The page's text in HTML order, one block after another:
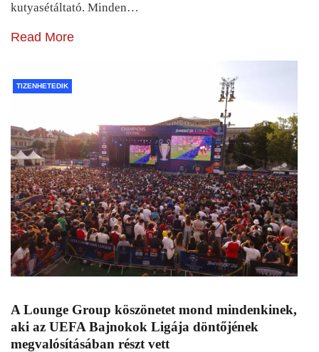
kutyasétáltató. Minden…
Read More
TIZENHETEDIK
A Lounge Group köszönetet mond mindenkinek,
aki az UEFA Bajnokok Ligája döntőjének
megvalósításában részt vett